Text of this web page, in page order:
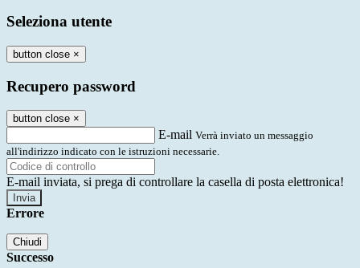
Seleziona utente
button close ×
Recupero password
button close ×
E-mail Verrà inviato un messaggio
all'indirizzo indicato con le istruzioni necessarie.
E-mail inviata, si prega di controllare la casella di posta elettronica!
Errore
Chiudi
Successo